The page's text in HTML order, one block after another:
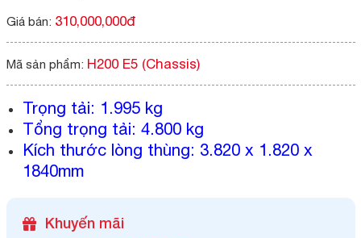
Giá bán: 310,000,000đ
Mã sản phẩm: H200 E5 (Chassis)
Trọng tải: 1.995 kg
Tổng trọng tải: 4.800 kg
Kích thước lòng thùng: 3.820 x 1.820 x
1840mm
Khuyến mãi